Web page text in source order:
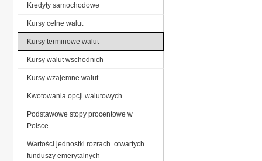
Kredyty samochodowe
Kursy celne walut
Kursy terminowe walut
Kursy walut wschodnich
Kursy wzajemne walut
Kwotowania opcji walutowych
Podstawowe stopy procentowe w
Polsce
Wartości jednostki rozrach. otwartych
funduszy emerytalnych